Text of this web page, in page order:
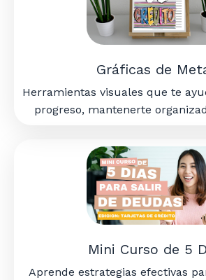
Gráficas de
Herramientas visuales que te
progreso, mantenerte
Mini Curso de 5
Aprende estrategias efectivas